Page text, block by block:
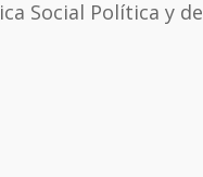
Social Política y de